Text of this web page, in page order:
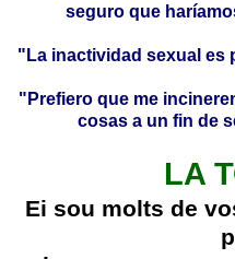
seguro que
"La inactividad sexual es
"Prefiero que me
cosas a un fin de
LA
Ei sou molts de